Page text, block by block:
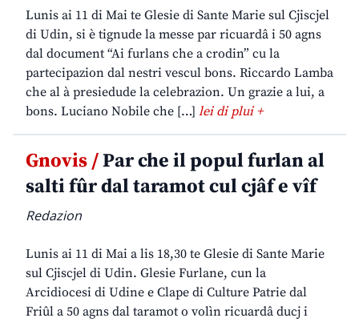
Lunis ai 11 di Mai te Glesie di Sante Marie sul Cjiscjel
di Udin, si è tignude la messe par ricuardâ i 50 agns
dal document “Ai furlans che a crodin” cu la
partecipazion dal nestri vescul bons. Riccardo Lamba
che al à presiedude la celebrazion. Un grazie a lui, a
bons. Luciano Nobile che […] lei di plui +
Gnovis /Par che il popul furlan al
salti fûr dal taramot cul cjâf e vîf
Redazion
Lunis ai 11 di Mai a lis 18,30 te Glesie di Sante Marie
sul Cjiscjel di Udin. Glesie Furlane, cun la
Arcidiocesi di Udine e Clape di Culture Patrie dal
Friûl a 50 agns dal taramot o volìn ricuardâ ducj i